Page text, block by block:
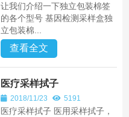
让我们介绍一下独立包装棉签
的各个型号 基因检测采样盒独
立包装棉...
查看全文
医疗采样拭子
2018/11/23 5191
医疗采样拭子 医用采样拭子，